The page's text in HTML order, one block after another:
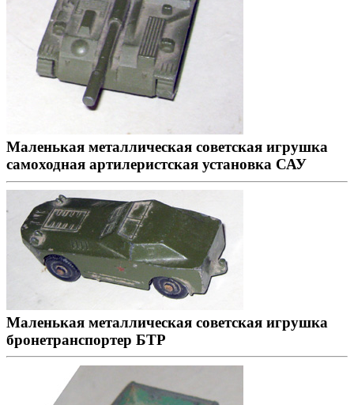
Маленькая металлическая советская игрушка
самоходная артилеристская установка САУ
Маленькая металлическая советская игрушка
бронетранспортер БТР